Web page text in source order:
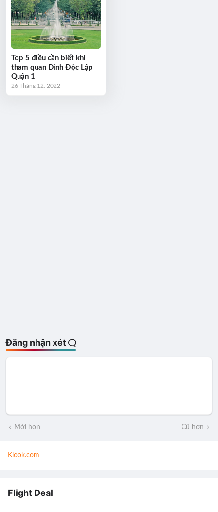
Top 5 điều cần biết khi
tham quan Dinh Độc Lập
Quận 1
26 Tháng 12, 2022
Đăng nhận xét
Mới hơn Cũ hơn
Klook.com
Flight Deal